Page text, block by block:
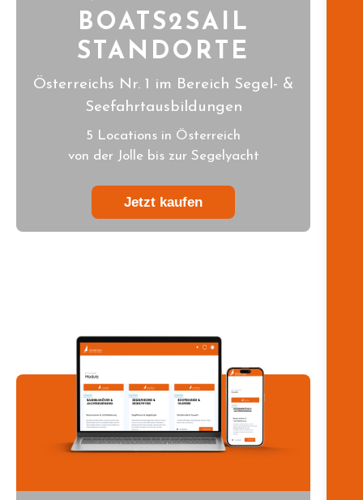
BOATS2SAIL
STANDORTE
Österreichs Nr. 1 im Bereich Segel- &
Seefahrtausbildungen
5 Locations in Österreich
von der Jolle bis zur Segelyacht
Jetzt kaufen